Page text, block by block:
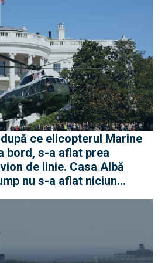
ce elicopterul Marine
bord, s-a aflat prea
de linie. Casa Albă
nu s-a aflat niciun